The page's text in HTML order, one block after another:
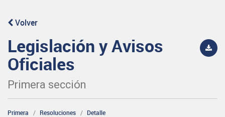
Volver
Legislación y Avisos
Oficiales
Primera sección
Primera Resoluciones Detalle